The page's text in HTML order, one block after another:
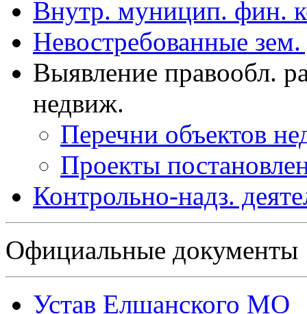
Внутр. муницип. фин.
Невостребованные
Выявление правообл.
недвиж.
Перечни объектов
Проекты
Контрольно-надз.
Официальные документы
Устав Елшанского МО